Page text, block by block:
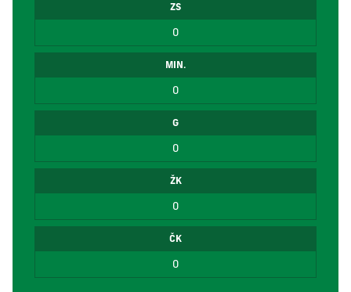
ZS
0
MIN.
0
G
0
ŽK
0
ČK
0